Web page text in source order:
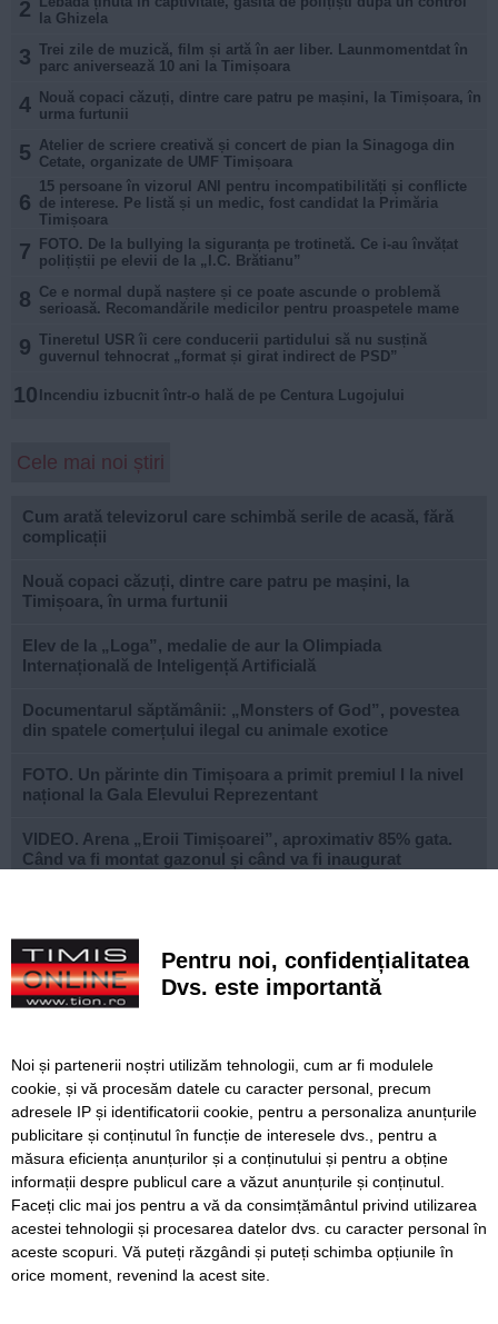
2
la Ghizela
3 Trei zile de muzică, film și artă în aer liber. Launmomentdat în
parc aniversează 10 ani la Timișoara
4
Nouă copaci căzuți, dintre care patru pe mașini, la Timișoara, în
urma furtunii
5 Atelier de scriere creativă și concert de pian la Sinagoga din
Cetate, organizate de UMF Timișoara
6
15 persoane în vizorul ANI pentru incompatibilități și conflicte
de interese. Pe listă și un medic, fost candidat la Primăria
Timișoara
7
FOTO. De la bullying la siguranța pe trotinetă. Ce i-au învățat
polițiștii pe elevii de la „I.C. Brătianu”
8 Ce e normal după naștere și ce poate ascunde o problemă
serioasă. Recomandările medicilor pentru proaspetele mame
9 Tineretul USR îi cere conducerii partidului să nu susțină
guvernul tehnocrat „format și girat indirect de PSD”
10 Incendiu izbucnit într-o hală de pe Centura Lugojului
Cele mai noi știri
Cum arată televizorul care schimbă serile de acasă, fără
complicații
Nouă copaci căzuți, dintre care patru pe mașini, la
Timișoara, în urma furtunii
Elev de la „Loga”, medalie de aur la Olimpiada
Internațională de Inteligență Artificială
Documentarul săptămânii: „Monsters of God”, povestea
din spatele comerțului ilegal cu animale exotice
FOTO. Un părinte din Timișoara a primit premiul I la nivel
național la Gala Elevului Reprezentant
VIDEO. Arena „Eroii Timișoarei”, aproximativ 85% gata.
Când va fi montat gazonul și când va fi inaugurat
persoană a fost rănită
A vândut anvelope și piese auto ani la rând, dar nu a
declarat veniturile. Prejudiciu de aproape 30.000 de euro
bărbați din Timiș au fost reținuți
Un elev și-a ucis bunicii, apoi a deschis focul într-un liceu
din Thailanda. Opt persoane au murit și mai multe au fost
rănite
SERVICII Redactia
Folosinta Cookie-urilor
Pentru noi, confidențialitatea
Dvs. este importantă
Noi și partenerii noștri utilizăm tehnologii, cum ar fi modulele
cookie, și vă procesăm datele cu caracter personal, precum
adresele IP și identificatorii cookie, pentru a personaliza anunțurile
publicitare și conținutul în funcție de interesele dvs., pentru a
măsura eficiența anunțurilor și a conținutului și pentru a obține
informații despre publicul care a văzut anunțurile și conținutul.
Faceți clic mai jos pentru a vă da consimțământul privind utilizarea
acestei tehnologii și procesarea datelor dvs. cu caracter personal în
aceste scopuri. Vă puteți răzgândi și puteți schimba opțiunile în
orice moment, revenind la acest site.